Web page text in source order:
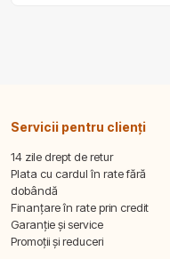
Servicii pentru clienți
14 zile drept de retur
Plata cu cardul în rate fără
dobândă
Finanțare în rate prin credit
Garanție și service
Promoții și reduceri